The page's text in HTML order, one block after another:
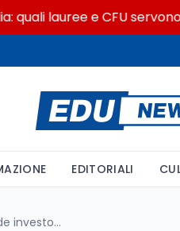
lauree e CFU servono per
EDITORIALI
Università e lavoro: le grandi aziende investono sui giovani talenti